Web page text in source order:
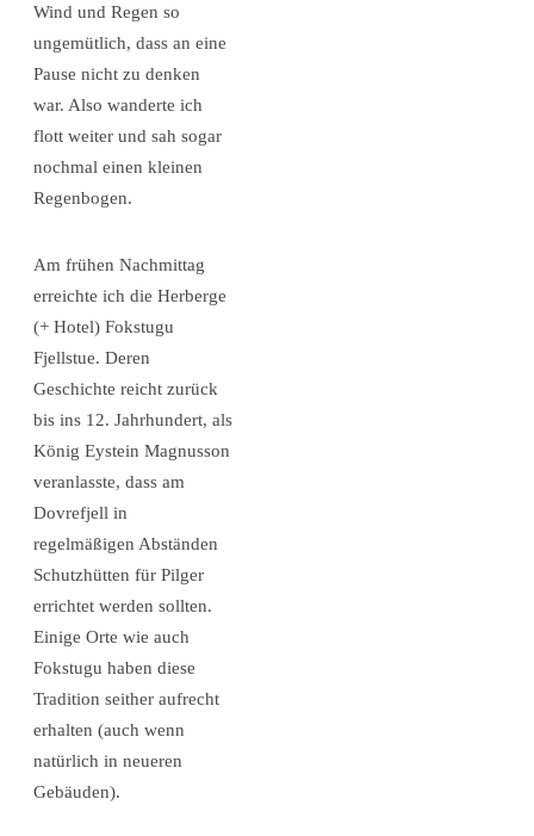
Wind und Regen so
ungemütlich, dass an eine
Pause nicht zu denken
war. Also wanderte ich
flott weiter und sah sogar
nochmal einen kleinen
Regenbogen.
Am frühen Nachmittag
erreichte ich die Herberge
(+ Hotel) Fokstugu
Fjellstue. Deren
Geschichte reicht zurück
bis ins 12. Jahrhundert, als
König Eystein Magnusson
veranlasste, dass am
Dovrefjell in
regelmäßigen Abständen
Schutzhütten für Pilger
errichtet werden sollten.
Einige Orte wie auch
Fokstugu haben diese
Tradition seither aufrecht
erhalten (auch wenn
natürlich in neueren
Gebäuden).